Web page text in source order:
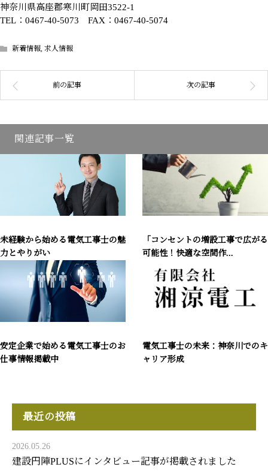
神奈川県高座郡寒川町岡田3522-1
TEL：0467-40-5073 FAX：0467-40-5074
新着情報 求人情報
関連記事一覧
未経験から始める電気工事士の魅
力とやりがい
「コンセントの増設工事で広がる
可能性！快適な空間作...
安定企業で始める電気工事士のお
仕事情報掲載中
電気工事士の未来：神奈川でのキ
ャリア形成
最近の投稿
2026.05.26
建設円陣PLUSにインタビュー記事が掲載されました